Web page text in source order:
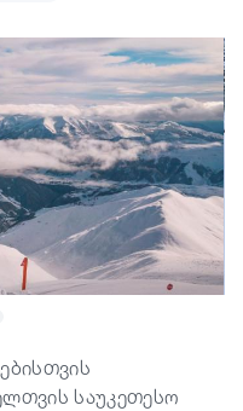
საუკეთესო